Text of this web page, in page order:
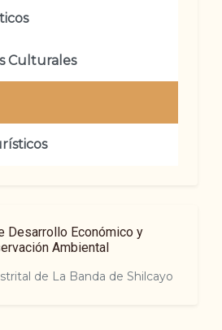
Culturales
Desarrollo Económico y
Ambiental
de La Banda de Shilcayo